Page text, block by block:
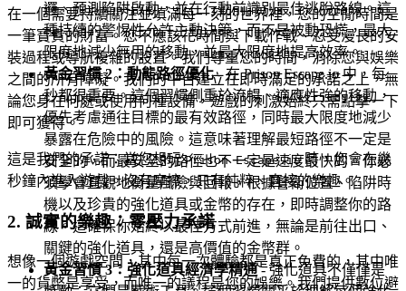
邏、預測陷阱啟動，並在行動前識別最佳逃脫路線。這
種持續的警惕性允許主動決策，而不是被動恐慌，最大
限度地減少無用的移動，並最大限度地提高效率。
黃金習慣 2：動態路徑優化- 在 Prison Escape.io 中，每
秒都很重要。這個習慣側重於流暢、適應性強的移動，
優先考慮通往目標的最有效路徑，同時最大限度地減少
暴露在危險中的風險。這意味著理解最短路徑不一定是
安全的，而最安全的路徑也不一定是速度最快的。你必
須學會直觀地衡量風險與回報，根據警衛位置、陷阱時
機以及珍貴的強化道具或金幣的存在，即時調整你的路
線。這確保你始終以最佳方式前進，無論是前往出口、
關鍵的強化道具，還是高價值的金幣群。
黃金習慣 3：強化道具經濟學精通- 強化道具不僅僅是
在一個需要持續關注並填滿每一刻的世界裡，您的空閒時間是
一筆寶貴的財富。您不應該花時間與下載作戰、忍受漫長的安
裝過程或導航複雜的設置。我們尊重您的時間，消除您與娛樂
之間的所有障礙。我們的平台建立在即時滿足的承諾之上，無
論您身在何處或使用何種設備，遊戲的刺激始終只需點擊一下
即可獲得。
這是我們的承諾：當您想玩Prison Escape.io時，您會在幾
秒鐘內進入遊戲。沒有摩擦，只有純粹、直接的樂趣。
2. 誠實的樂趣：零壓力承諾
想像一個遊戲空間，其中每一次體驗都是真正免費的，其中唯
一的貨幣是享受，而唯一的議程是您的娛樂。我們提供數位避